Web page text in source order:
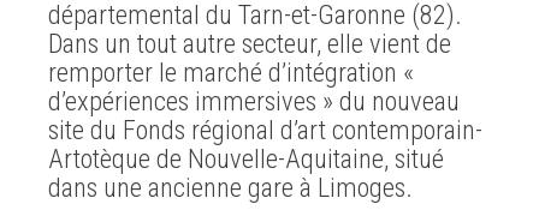
départemental du Tarn-et-Garonne (82).
Dans un tout autre secteur, elle vient de
remporter le marché d’intégration «
d’expériences immersives » du nouveau
site du Fonds régional d’art contemporain-
Artotèque de Nouvelle-Aquitaine, situé
dans une ancienne gare à Limoges.